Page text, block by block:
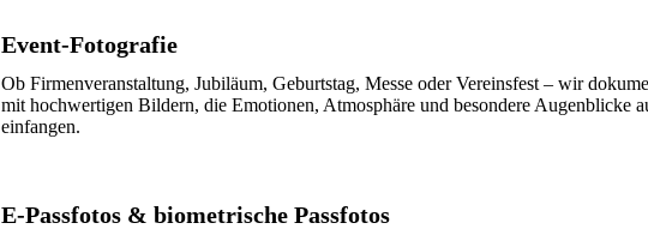
Event-Fotografie
Ob Firmenveranstaltung, Jubiläum, Geburtstag, Messe oder Vereinsfest – wir
mit hochwertigen Bildern, die Emotionen, Atmosphäre und besondere Augenblicke
einfangen.
E-Passfotos & biometrische Passfotos